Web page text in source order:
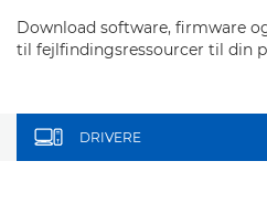
Download software, firmware
til fejlfindingsressourcer til din
DRIVERE